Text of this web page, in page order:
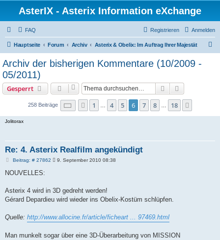
AsterIX - Asterix Information eXchange
FAQ Anmelden
Registrieren
Hauptseite Forum Archiv Asterix & Obelix: Im Auftrag Ihrer Majestät
Archiv der bisherigen Kommentare (10/2009 -
05/2011)
Gesperrt Suche
258 Beiträge Seite von 18
Vorherige
1 4 5 6 7 8 18
Jolitorax
Re: 4. Asterix Realfilm angekündigt
Beitrag: # 27862B
a
9. September 2010 08:38
NOUVELLES:
Asterix 4 wird in 3D gedreht werden!
Gérard Depardieu wird wieder ins Obelix-Kostüm schlüpfen.
Quelle: http://www.allocine.fr/article/ficheart ... 97469.html
Man munkelt sogar über eine 3D-Überarbeitung von MISSION